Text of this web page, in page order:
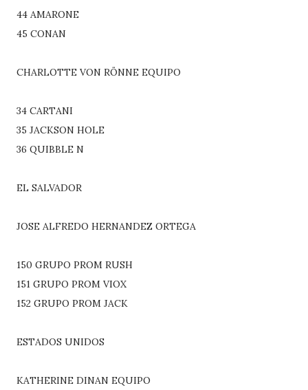
44 AMARONE
45 CONAN
CHARLOTTE VON RÖNNE EQUIPO
34 CARTANI
35 JACKSON HOLE
36 QUIBBLE N
EL SALVADOR
JOSE ALFREDO HERNANDEZ ORTEGA
150 GRUPO PROM RUSH
151 GRUPO PROM VIOX
152 GRUPO PROM JACK
ESTADOS UNIDOS
KATHERINE DINAN EQUIPO